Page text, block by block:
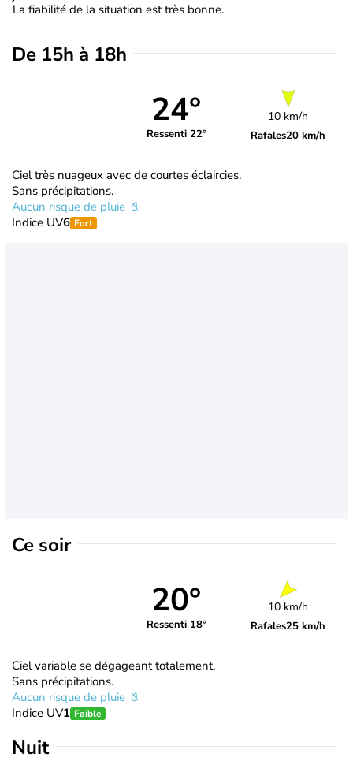
La fiabilité de la situation est très bonne.
De 15h à 18h
24°
Ressenti 22°
10 km/h
Rafales20 km/h
Ciel très nuageux avec de courtes éclaircies.
Sans précipitations.
Aucun risque de pluie
Indice UV6 Fort
Ce soir
20°
Ressenti 18°
10 km/h
Rafales25 km/h
Ciel variable se dégageant totalement.
Sans précipitations.
Aucun risque de pluie
Indice UV1 Faible
Nuit